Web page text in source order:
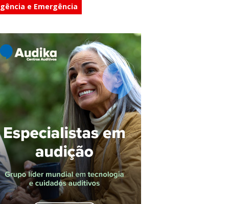
e Emergência